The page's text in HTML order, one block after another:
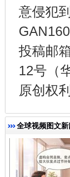
意侵犯
投稿邮
12号（
原创权
全球视频图文新
千